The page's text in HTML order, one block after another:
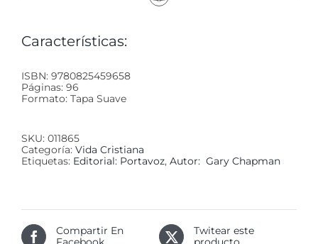
Características:
ISBN: 9780825459658
Páginas: 96
Formato: Tapa Suave
SKU: 011865
Categoría: Vida Cristiana
Etiquetas: Editorial: Portavoz, Autor: Gary Chapman
Compartir En
Twitear este